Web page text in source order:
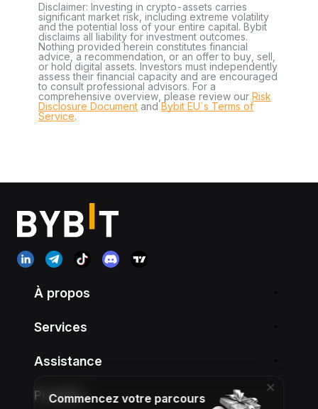
Disclaimer: Investing in crypto-assets carries
significant market risk, including extreme volatility
and the potential loss of your entire capital. Bybit
disclaims all liability for investment outcomes.
Nothing provided herein constitutes financial
advice, a recommendation, or an offer to buy, sell,
or hold digital assets. Investors must independently
assess their financial capacity and are encouraged
to consult professional advisors. For a
comprehensive overview, please review our Risk
Disclosure Document andBybit EU´s Terms of
Service.
À propos
Services
Assistance
Produits
Commencez votre parcours